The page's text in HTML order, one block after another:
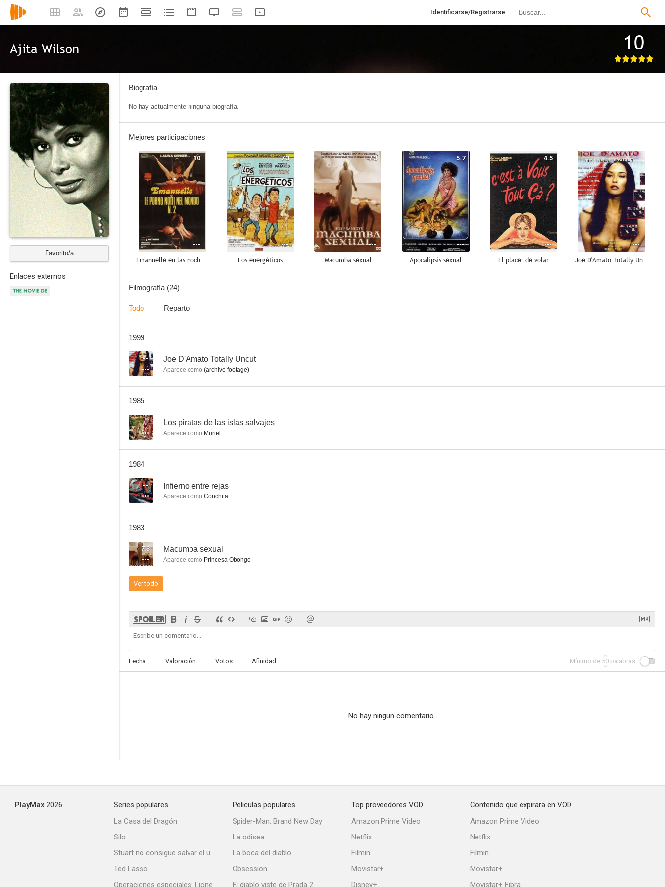
Identificarse/Registrarse
Ajita Wilson 10
Favorito/a
Enlaces externos
Biografía
No hay actualmente ninguna biografía.
Mejores participaciones
10
Emanuelle en las noches porno del mundo
7.3
Los energéticos
7.3
Macumba sexual
5.7
Apocalipsis sexual
4.5
El placer de volar
--
Joe D'Amato Totally Uncut
-- -- -- -- -- --
Sadomania (El infierno de la pasión) Luca el contrabandista
Pensión de amor, sexo incluido Una donna di notte Un marido impotente Crazy Nights Afrodita Negra La princesa desnuda
Filmografía (24)
Todo Reparto
1999
-- Joe D'Amato Totally Uncut
Aparece como (archive footage)
1985
-- Los piratas de las islas salvajes
Aparece como Muriel
1984
-- Infierno entre rejas
Aparece como Conchita
1983
7.3 Macumba sexual
Aparece como Princesa Obongo
Ver todo
Fecha Valoración Votos Afinidad Mínimo de 50 palabras
No hay ningun comentario.
PlayMax 2026
Series populares
La Casa del Dragón
Silo
Stuart no consigue salvar el universo
Ted Lasso
Operaciones especiales: Lioness
Peliculas populares
Spider-Man: Brand New Day
La odisea
La boca del diablo
Obsession
El diablo viste de Prada 2
Top proveedores VOD
Amazon Prime Video
Netflix
Filmin
Movistar+
Disney+
Contenido que expirara en VOD
Amazon Prime Video
Netflix
Filmin
Movistar+
Movistar+ Fibra